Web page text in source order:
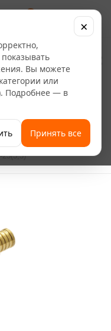
Водяные теплые полы
Вы можете
или
Подробнее — в
Принять все
×